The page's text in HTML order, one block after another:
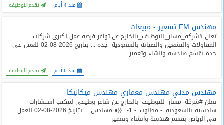
وظائف
حكومية
المدونة
منذ 4 أيام تقدم للوظيفة
مهندس FM تسعير - مبيعات
تعلن #شركة_مسار_للتوظيف_يالخارج عن توافر فرصة عمل لكبرى شركات
المقاولات والتشغيل والصيانه بالسعودية -جده ... بتاريخ 2026-08-02 للعمل في
جدة بقسم هندسة وانشاء وتعمير
منذ 6 أيام تقدم للوظيفة
مهندس مدني مهندس معماري مهندس ميكانيكا
تعلن #شركة_مسار_للتوظيف_بالخارج عن شاغر وظيفى لمكتب استشارات
هندسية بالسعودية :- مطلوب :- 1- ::{{● مهندس ... بتاريخ 2026-08-02 للعمل
في الرياض بقسم هندسة وانشاء وتعمير